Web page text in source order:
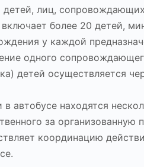
детей, лиц,
включает более 20 детей,
у каждой
одного
детей осуществляется
в автобусе находятся
за
координацию